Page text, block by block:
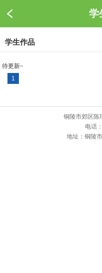
学
学生作品
待更新~
1
铜陵市郊区陈
电话
地址：铜陵